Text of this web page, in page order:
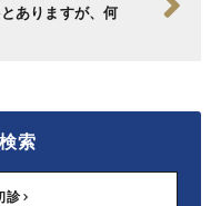
ありますが、何
索
診